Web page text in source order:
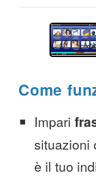
Come
Impari
situazioni
è il tuo